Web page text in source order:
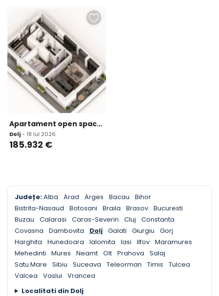
Apartament open space 3 camere 104 58 mp 0 Comision zona
Dolj- 18 Iul 2026
185.932 €
Județe:Alba Arad Arges Bacau
Bihor
Bistrita-Nasaud
Botosani Braila Brasov Bucuresti
Buzau
Calarasi Caras-Severin Cluj
Constanta
Covasna
Dambovita Dolj Galati Giurgiu
Gorj
Harghita
Hunedoara Ialomita Iasi Ilfov Maramures
Mehedinti
Mures Neamt Olt Prahova
Salaj
Satu Mare
Sibiu Suceava Teleorman Timis
Tulcea
Valcea
Vaslui
Vrancea
Localitati din Dolj